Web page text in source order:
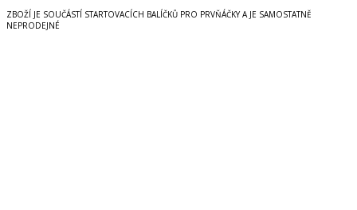
ZBOŽÍ JE SOUČÁSTÍ STARTOVACÍCH BALÍČKŮ PRO PRVŇÁČKY A JE SAMOSTATNĚ
NEPRODEJNÉ